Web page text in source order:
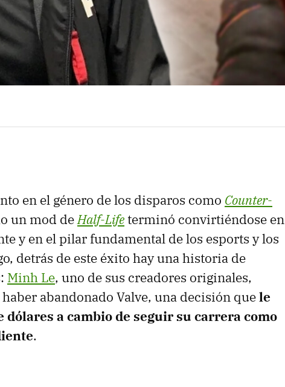
en el género de los disparos como Counter-
un mod deHalf-Life terminó convirtiéndose en
y en el pilar fundamental de los esports y los
detrás de este éxito hay una historia de
Minh Le, uno de sus creadores originales,
abandonado Valve, una decisión quele
dólares a cambio de seguir su carrera como
.